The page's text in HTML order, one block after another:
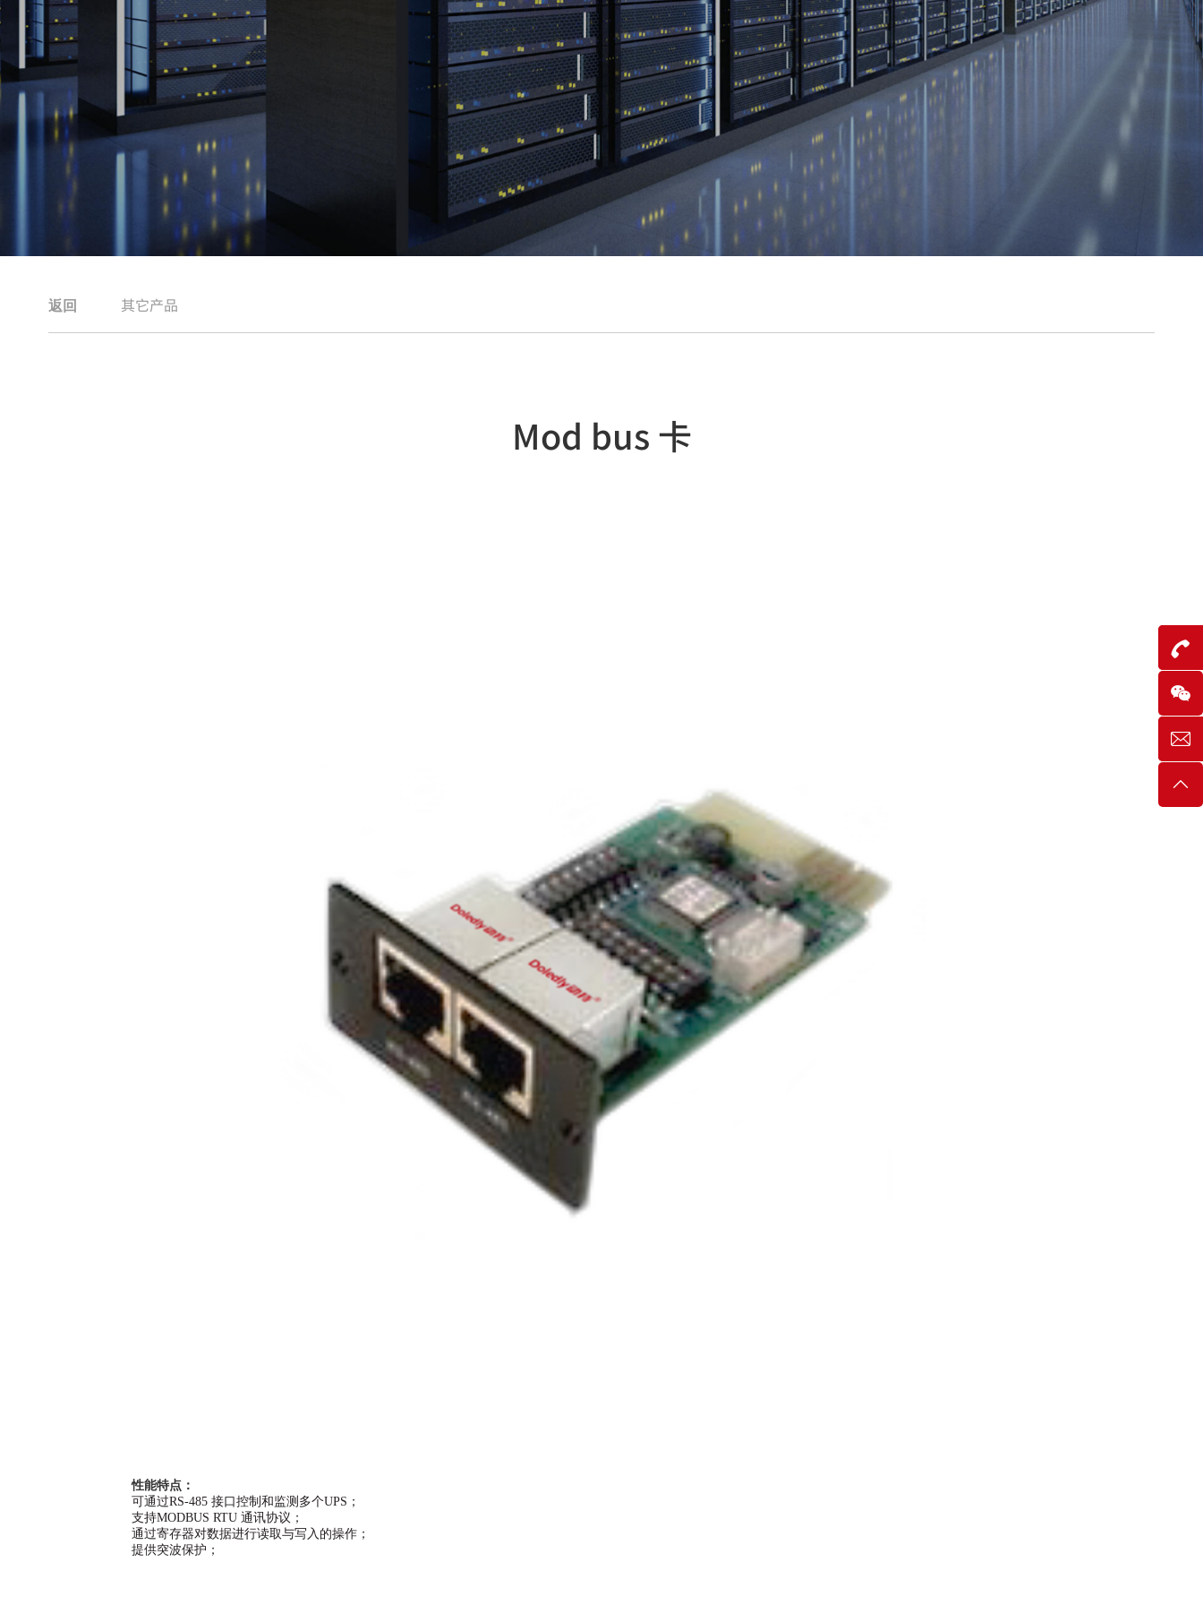
返回 其它产品
Mod bus 卡
性能特点：
可通过RS-485 接口控制和监测多个UPS；
支持MODBUS RTU 通讯协议；
通过寄存器对数据进行读取与写入的操作；
提供突波保护；